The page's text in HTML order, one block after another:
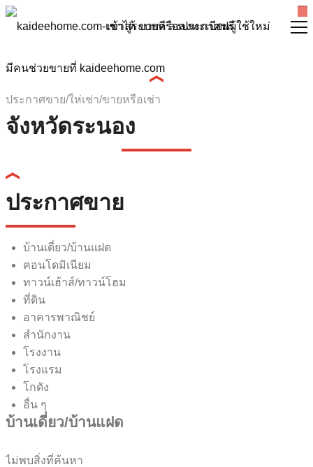
เข้าสู่ระบบหรือลงทะเบียนผู้ใช้ใหม่
ประกาศขาย/ให่เช่า/ขายหรือเช่า
จังหวัดระนอง
ประกาศขาย
บ้านเดี่ยว/บ้านแฝด
คอนโดมิเนียม
ทาวน์เฮ้าส์/ทาวน์โฮม
ที่ดิน
อาคารพาณิชย์
สำนักงาน
โรงงาน
โรงแรม
โกดัง
อื่น ๆ
บ้านเดี่ยว/บ้านแฝด
ไม่พบสิ่งที่ค้นหา